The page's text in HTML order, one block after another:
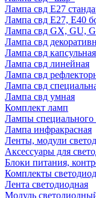
Лампа свд E27
Лампа свд E27, Е40
Лампа свд GX, GU, G
Лампа свд
Лампа свд капсульная
Лампа свд линейная
Лампа свд
Лампа свд
Лампа свд умная
Комплект ламп
Лампы специального
Лампа инфракрасная
Ленты, модули
Аксессуары для
Блоки питания,
Комплекты
Лента светодиодная
Модуль